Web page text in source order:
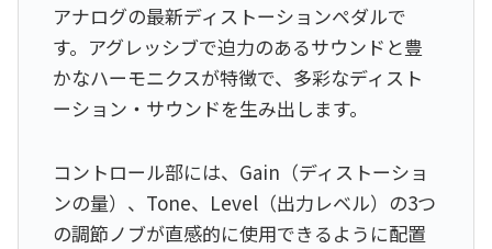
アナログの最新ディストーションペダルで
す。アグレッシブで迫力のあるサウンドと豊
かなハーモニクスが特徴で、多彩なディスト
ーション・サウンドを生み出します。
コントロール部には、Gain（ディストーショ
ンの量）、Tone、Level（出力レベル）の3つ
の調節ノブが直感的に使用できるように配置